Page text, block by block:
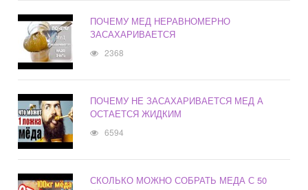
ПОЧЕМУ МЕД НЕРАВНОМЕРНО
ЗАСАХАРИВАЕТСЯ
2368
ПОЧЕМУ НЕ ЗАСАХАРИВАЕТСЯ МЕД А
ОСТАЕТСЯ ЖИДКИМ
6594
СКОЛЬКО МОЖНО СОБРАТЬ МЕДА С 50